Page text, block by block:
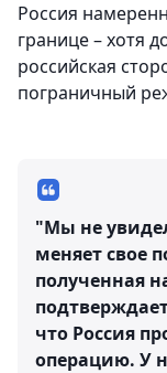
Россия
границе – хотя
российская
пограничный
"Мы не
меняет свое
полученная
что Россия
операцию. У